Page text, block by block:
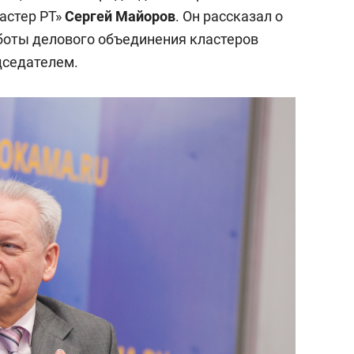
РТ»Сергей Майоров. Он рассказал о
делового объединения кластеров
для меня это